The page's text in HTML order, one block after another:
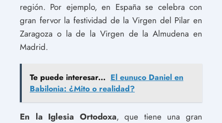
región. Por ejemplo, en España se celebra con
gran fervor la festividad de la Virgen del Pilar en
Zaragoza o la de la Virgen de la Almudena en
Madrid.
Te puede interesar... El eunuco Daniel en
Babilonia: ¿Mito o realidad?
En la Iglesia Ortodoxa, que tiene una gran